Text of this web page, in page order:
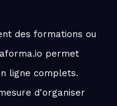
des formations ou
permet
ligne complets.
d'organiser